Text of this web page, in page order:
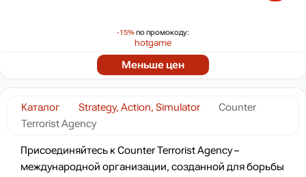
Каталог Strategy, Action, Simulator
Counter
Terrorist Agency
Присоединяйтесь к Counter Terrorist Agency –
международной организации, созданной для борьбы
-15%по промокоду:
hotgame
Меньше цен